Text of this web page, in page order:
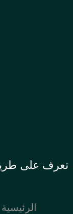
تعرف على
الرئيسية